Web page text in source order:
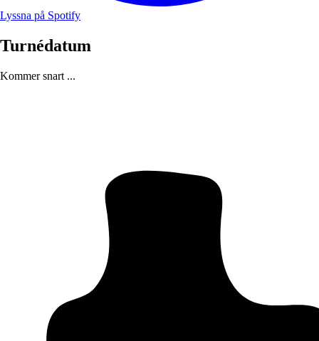
Lyssna på Spotify
Turnédatum
Kommer snart ...